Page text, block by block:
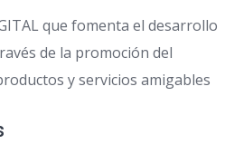
que fomenta el desarrollo
de la promoción del
y servicios amigables